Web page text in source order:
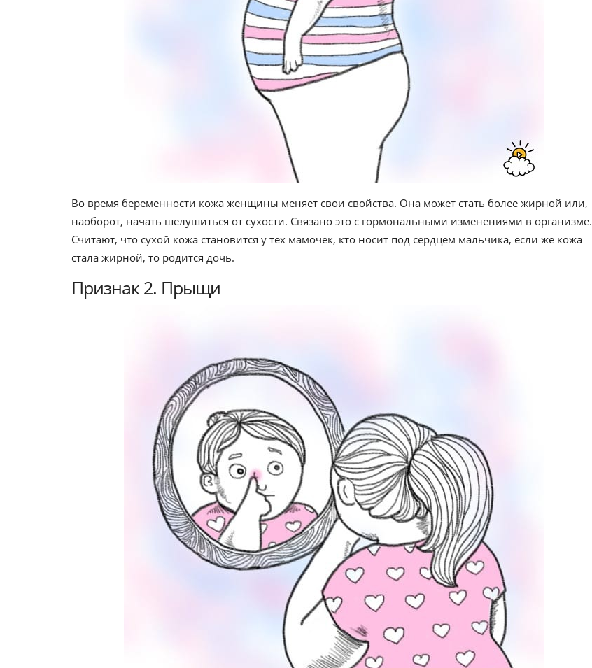
Во время беременности кожа женщины меняет свои свойства. Она может стать более жирной или,
наоборот, начать шелушиться от сухости. Связано это с гормональными изменениями в организме.
Считают, что сухой кожа становится у тех мамочек, кто носит под сердцем мальчика, если же кожа
стала жирной, то родится дочь.
Признак 2. Прыщи